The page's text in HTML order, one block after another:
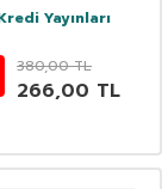
Yayınları
380,00TL
266,00 TL